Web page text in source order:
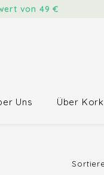
von 49 €
Uns Über Kork